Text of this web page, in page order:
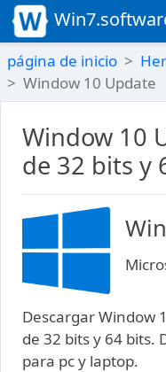
página de inicio
Window 10 Update
Window 10
de 32 bits y
Descargar Window
de 32 bits y 64 bits.
para pc y laptop.